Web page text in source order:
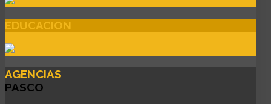
EDUCACION
AGENCIAS
PASCO